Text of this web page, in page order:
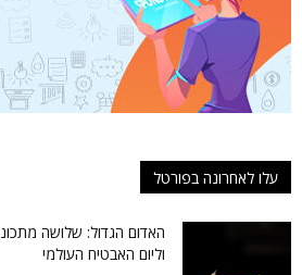
עלו לאחרונה בפורטל
האדום הגדול: שלושה
וליום האבטיח העולמי